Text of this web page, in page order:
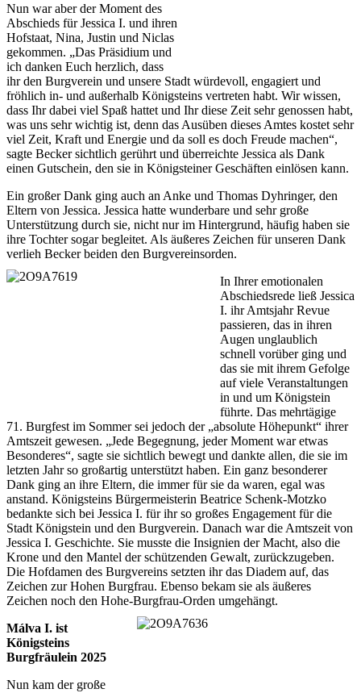
Nun war aber der Moment des
Abschieds für Jessica I. und ihren
Hofstaat, Nina, Justin und Niclas
gekommen. „Das Präsidium und
ich danken Euch herzlich, dass
ihr den Burgverein und unsere Stadt würdevoll, engagiert und
fröhlich in- und außerhalb Königsteins vertreten habt. Wir wissen,
dass Ihr dabei viel Spaß hattet und Ihr diese Zeit sehr genossen habt,
was uns sehr wichtig ist, denn das Ausüben dieses Amtes kostet sehr
viel Zeit, Kraft und Energie und da soll es doch Freude machen“,
sagte Becker sichtlich gerührt und überreichte Jessica als Dank
einen Gutschein, den sie in Königsteiner Geschäften einlösen kann.
Ein großer Dank ging auch an Anke und Thomas Dyhringer, den
Eltern von Jessica. Jessica hatte wunderbare und sehr große
Unterstützung durch sie, nicht nur im Hintergrund, häufig haben sie
ihre Tochter sogar begleitet. Als äußeres Zeichen für unseren Dank
verlieh Becker beiden den Burgvereinsorden.
In Ihrer emotionalen
Abschiedsrede ließ Jessica
I. ihr Amtsjahr Revue
passieren, das in ihren
Augen unglaublich
schnell vorüber ging und
das sie mit ihrem Gefolge
auf viele Veranstaltungen
in und um Königstein
führte. Das mehrtägige
71. Burgfest im Sommer sei jedoch der „absolute Höhepunkt“ ihrer
Amtszeit gewesen. „Jede Begegnung, jeder Moment war etwas
Besonderes“, sagte sie sichtlich bewegt und dankte allen, die sie im
letzten Jahr so großartig unterstützt haben. Ein ganz besonderer
Dank ging an ihre Eltern, die immer für sie da waren, egal was
anstand. Königsteins Bürgermeisterin Beatrice Schenk-Motzko
bedankte sich bei Jessica I. für ihr so großes Engagement für die
Stadt Königstein und den Burgverein. Danach war die Amtszeit von
Jessica I. Geschichte. Sie musste die Insignien der Macht, also die
Krone und den Mantel der schützenden Gewalt, zurückzugeben.
Die Hofdamen des Burgvereins setzten ihr das Diadem auf, das
Zeichen zur Hohen Burgfrau. Ebenso bekam sie als äußeres
Zeichen noch den Hohe-Burgfrau-Orden umgehängt.
Málva I. ist
Königsteins
Burgfräulein 2025
Nun kam der große